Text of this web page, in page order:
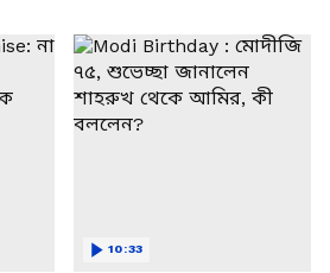
10:33